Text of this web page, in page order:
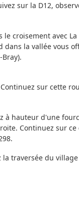
sur la D12,
croisement avec
la vallée vous
sur cette
à hauteur d'une
Continuez sur
traversée du